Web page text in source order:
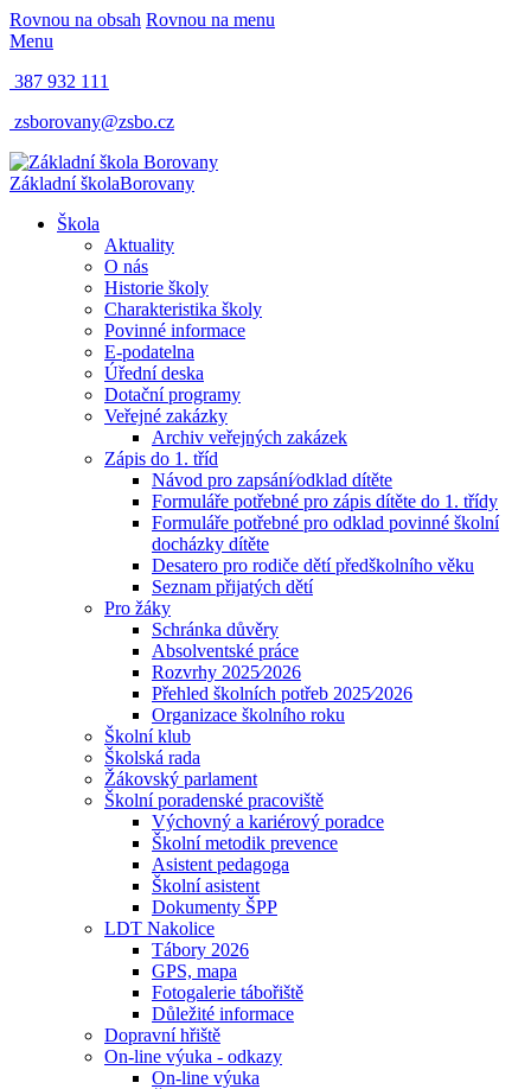
Rovnou na obsah Rovnou na menu
Menu
387 932 111
zsborovany@zsbo.cz
Základní školaBorovany
Škola
Aktuality
O nás
Historie školy
Charakteristika školy
Povinné informace
E-podatelna
Úřední deska
Dotační programy
Veřejné zakázky
Archiv veřejných zakázek
Zápis do 1. tříd
Návod pro zapsání⁄odklad dítěte
Formuláře potřebné pro zápis dítěte do 1. třídy
Formuláře potřebné pro odklad povinné školní
docházky dítěte
Desatero pro rodiče dětí předškolního věku
Seznam přijatých dětí
Pro žáky
Schránka důvěry
Absolventské práce
Rozvrhy 2025⁄2026
Přehled školních potřeb 2025⁄2026
Organizace školního roku
Školní klub
Školská rada
Žákovský parlament
Školní poradenské pracoviště
Výchovný a kariérový poradce
Školní metodik prevence
Asistent pedagoga
Školní asistent
Dokumenty ŠPP
LDT Nakolice
Tábory 2026
GPS, mapa
Fotogalerie tábořiště
Důležité informace
Dopravní hřiště
On-line výuka - odkazy
On-line výuka